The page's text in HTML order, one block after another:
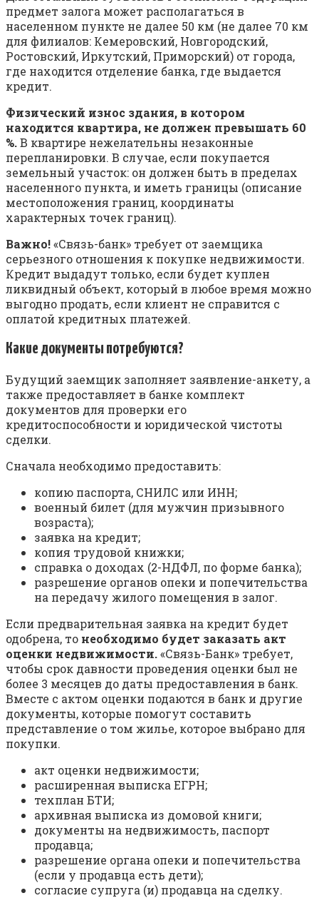
предмет залога может располагаться в
населенном пункте не далее 50 км (не далее 70 км
для филиалов: Кемеровский, Новгородский,
Ростовский, Иркутский, Приморский) от города,
где находится отделение банка, где выдается
кредит.
Физический износ здания, в котором
находится квартира, не должен превышать 60
%.В квартире нежелательны незаконные
перепланировки. В случае, если покупается
земельный участок: он должен быть в пределах
населенного пункта, и иметь границы (описание
местоположения границ, координаты
характерных точек границ).
Важно!«Связь-банк» требует от заемщика
серьезного отношения к покупке недвижимости.
Кредит выдадут только, если будет куплен
ликвидный объект, который в любое время можно
выгодно продать, если клиент не справится с
оплатой кредитных платежей.
Какие документы потребуются?
Будущий заемщик заполняет заявление-анкету, а
также предоставляет в банке комплект
документов для проверки его
кредитоспособности и юридической чистоты
сделки.
Сначала необходимо предоставить:
копию паспорта, СНИЛС или ИНН;
военный билет (для мужчин призывного
возраста);
заявка на кредит;
копия трудовой книжки;
справка о доходах (2-НДФЛ, по форме банка);
разрешение органов опеки и попечительства
на передачу жилого помещения в залог.
Если предварительная заявка на кредит будет
одобрена, то необходимо будет заказать акт
оценки недвижимости.«Связь-Банк» требует,
чтобы срок давности проведения оценки был не
более 3 месяцев до даты предоставления в банк.
Вместе с актом оценки подаются в банк и другие
документы, которые помогут составить
представление о том жилье, которое выбрано для
покупки.
акт оценки недвижимости;
расширенная выписка ЕГРН;
техплан БТИ;
архивная выписка из домовой книги;
документы на недвижимость, паспорт
продавца;
разрешение органа опеки и попечительства
(если у продавца есть дети);
согласие супруга (и) продавца на сделку.